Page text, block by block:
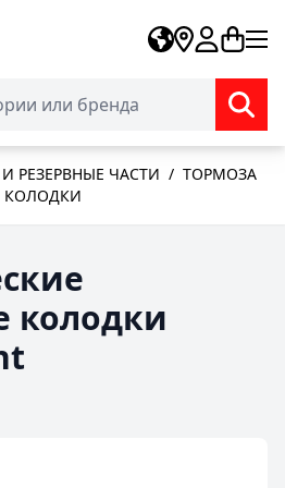
РЕЗЕРВНЫЕ ЧАСТИ / ТОРМОЗА
КОЛОДКИ
колодки